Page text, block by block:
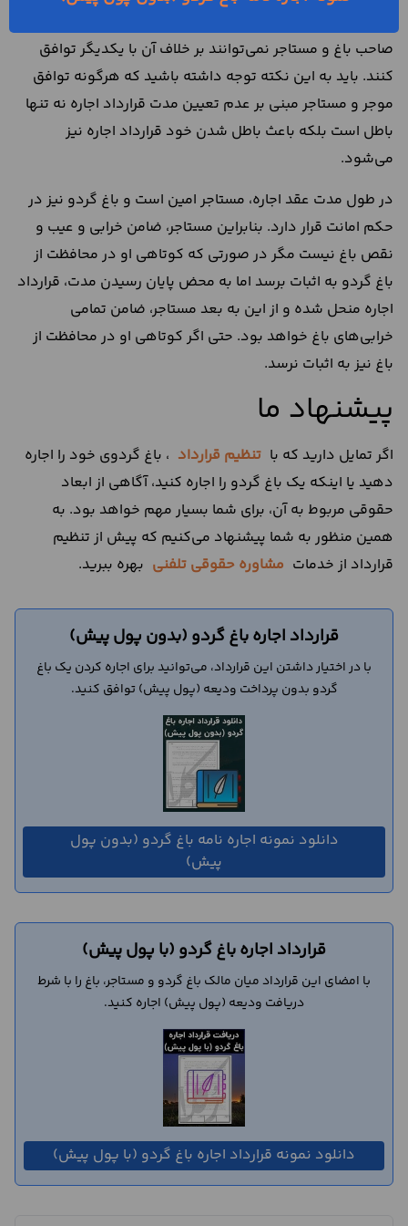
صاحب باغ و مستاجر نمی‌توانند بر خلاف آن با یکدیگر توافق
کنند. باید به این نکته توجه داشته باشید که هرگونه توافق
موجر و مستاجر مبنی بر عدم تعیین مدت قرارداد اجاره نه تنها
باطل است بلکه باعث باطل شدن خود قرارداد اجاره نیز
می‌شود.
در طول مدت عقد اجاره، مستاجر امین است و باغ گردو نیز در
حکم امانت قرار دارد. بنابراین مستاجر، ضامن خرابی و عیب و
نقص باغ نیست مگر در صورتی که کوتاهی او در محافظت از
باغ گردو به اثبات برسد اما به محض پایان رسیدن مدت، قرارداد
اجاره منحل شده و از این به بعد مستاجر، ضامن تمامی
خرابی‌های باغ خواهد بود. حتی اگر کوتاهی او در محافظت از
باغ نیز به اثبات نرسد.
پیشنهاد ما
اگر تمایل دارید که با تنظیم قرارداد ، باغ گردوی خود را اجاره
دهید یا اینکه یک باغ گردو را اجاره کنید، آگاهی از ابعاد
حقوقی مربوط به آن، برای شما بسیار مهم خواهد بود. به
همین منظور به شما پیشنهاد می‌کنیم که پیش از تنظیم
قرارداد از خدمات مشاوره حقوقی تلفنی بهره ببرید.
قرارداد اجاره باغ گردو (بدون پول پیش)
با در اختیار داشتن این قرارداد، می‌توانید برای اجاره کردن یک باغ
گردو بدون پرداخت ودیعه (پول پیش) توافق کنید.
دانلود نمونه اجاره نامه باغ گردو (بدون پول
پیش)
قرارداد اجاره باغ گردو (با پول پیش)
با امضای این قرارداد میان مالک باغ گردو و مستاجر، باغ را با شرط
دریافت ودیعه (پول پیش) اجاره کنید.
دانلود نمونه قرارداد اجاره باغ گردو (با پول پیش)